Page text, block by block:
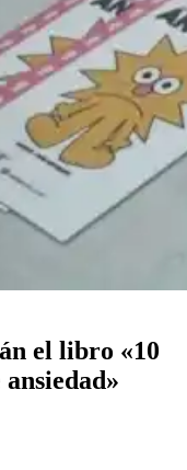
el libro «10
ansiedad»